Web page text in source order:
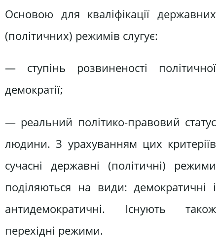
Основою для кваліфікації державних
(політичних) режимів слугує:
— ступінь розвиненості політичної
демократії;
— реальний політико-правовий статус
людини. З урахуванням цих критеріїв
сучасні державні (політичні) режими
поділяються на види: демократичні і
антидемократичні. Існують також
перехідні режими.